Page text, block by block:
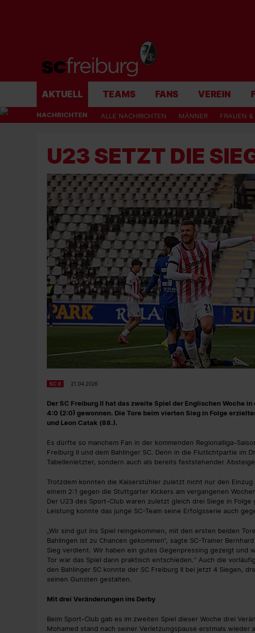
AKTUELL TEAMS FANS VEREIN
NACHRICHTEN ALLE NACHRICHTEN MÄNNER FRAUEN
U23 SETZT DIE
SC II 21.04.2026
Der SC Freiburg II hat das zweite Spiel der Englischen Woche
4:0 (2:0) gewonnen. Die Tore beim vierten Sieg in Folge
und Leon Catak (88.).
Es dürfte so manchem Fan in der kommenden Regionalliga-
Freiburg II und dem Bahlinger SC. Denn in die Flutlichtpartie im
Tabellenletzter, sondern auch als bereits feststehender
Trotzdem konnten die Kaiserstühler zuletzt nicht nur den
einem 2:1 gegen die Stuttgarter Kickers am vergangenen
Der U23 des Sport-Club waren zuletzt gleich drei Siege in
Leistung konnte das junge SC-Team seine Erfolgsserie auch
„Wir sind gut ins Spiel reingekommen, mit den ersten beiden
Bahlingen ist zu Chancen gekommen“, sagte SC-Trainer
Sieg verdient. Wir haben ein gutes Gegenpressing gezeigt
Tor war das Spiel dann praktisch entschieden.“ Auch die
den Bahlinger SC konnte der SC Freiburg II bei jetzt 4 Siegen,
seinen Gunsten gestalten.
Mit drei Veränderungen ins Derby
Beim Sport-Club gab es im zweiten Spiel dieser Woche drei
Mohamed stand nach seiner Verletzungspause erstmals wieder